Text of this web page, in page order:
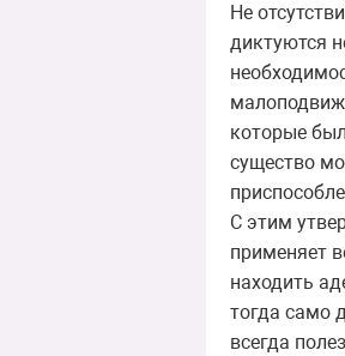
Не
диктуются
которые
существо
С этим
применяет
находить
тогда само
всегда